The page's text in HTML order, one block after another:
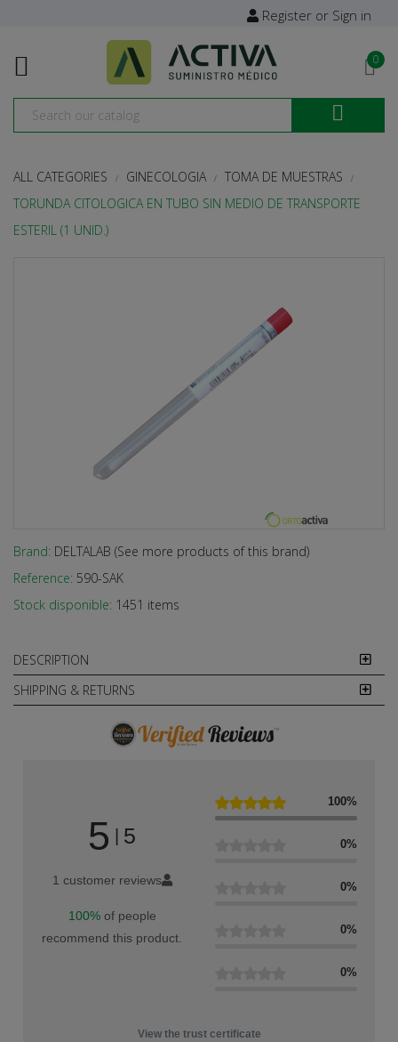
Register or Sign in
 0

ALL CATEGORIES GINECOLOGIA
TOMA DE MUESTRAS
TORUNDA CITOLOGICA EN TUBO SIN MEDIO DE TRANSPORTE
ESTERIL (1 UNID.)
Brand: DELTALAB (See more products of this brand)
Reference: 590-SAK
Stock disponible: 1451 items
DESCRIPTION
SHIPPING & RETURNS
5 5
1 customer reviews
100%of people
recommend this product.
100%
0%
0%
0%
0%
View the trust certificate